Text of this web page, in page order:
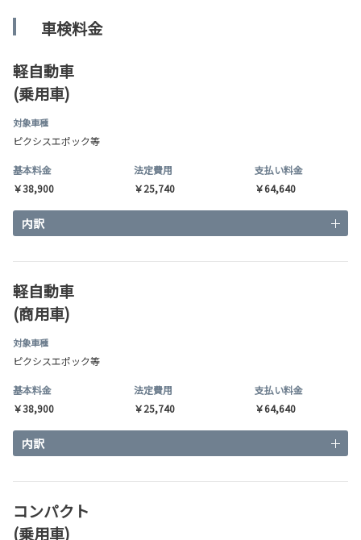
車検料金
軽自動車
(乗用車)
対象車種
ピクシスエポック等
基本料金
￥38,900
法定費用
￥25,740
支払い料金
￥64,640
内訳
軽自動車
(商用車)
対象車種
ピクシスエポック等
基本料金
￥38,900
法定費用
￥25,740
支払い料金
￥64,640
内訳
コンパクト
(乗用車)